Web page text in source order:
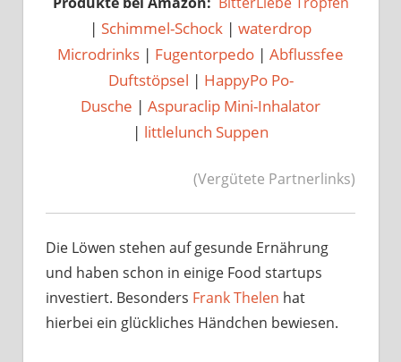
| Schimmel-Schock | waterdrop
Microdrinks | Fugentorpedo | Abflussfee
Duftstöpsel | HappyPo Po-
Dusche | Aspuraclip Mini-Inhalator
| littlelunch Suppen
(Vergütete Partnerlinks)
Die Löwen stehen auf gesunde Ernährung
und haben schon in einige Food startups
investiert. Besonders Frank Thelen hat
hierbei ein glückliches Händchen bewiesen.